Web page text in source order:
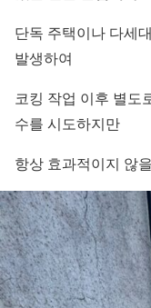
단독 주택이나 다세
발생하여
코킹 작업 이후 별도
수를 시도하지만
항상 효과적이지 않